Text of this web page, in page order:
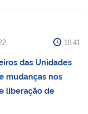
16:41
das Unidades
mudanças nos
liberação de